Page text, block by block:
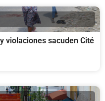
violaciones sacuden Cité